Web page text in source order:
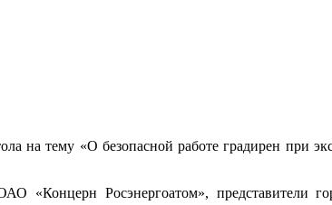
на тему «О безопасной работе градирен при
Росэнергоатом», представители